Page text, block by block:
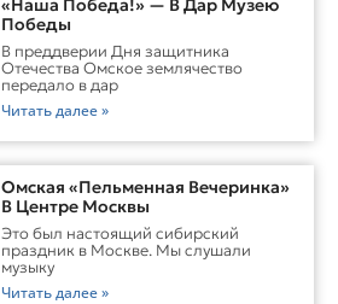
«Наша Победа!» — В Дар Музею
Победы
В преддверии Дня защитника
Отечества Омское землячество
передало в дар
Читать далее »
Омская «Пельменная Вечеринка»
В Центре Москвы
Это был настоящий сибирский
праздник в Москве. Мы слушали
музыку
Читать далее »